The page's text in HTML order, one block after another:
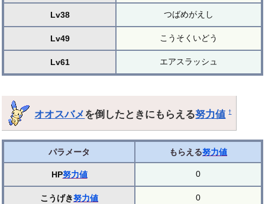
Lv38 つばめがえし
Lv49 こうそくいどう
Lv61 エアスラッシュ
オオスバメを倒したときにもらえる努力値 †
パラメータ もらえる努力値
HP努力値 0
こうげき努力値 0